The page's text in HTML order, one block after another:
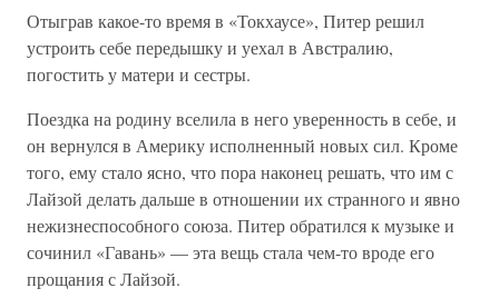
Отыграв какое-то время в «Токхаусе», Питер решил
устроить себе передышку и уехал в Австралию,
погостить у матери и сестры.
Поездка на родину вселила в него уверенность в себе, и
он вернулся в Америку исполненный новых сил. Кроме
того, ему стало ясно, что пора наконец решать, что им с
Лайзой делать дальше в отношении их странного и явно
нежизнеспособного союза. Питер обратился к музыке и
сочинил «Гавань» — эта вещь стала чем-то вроде его
прощания с Лайзой.